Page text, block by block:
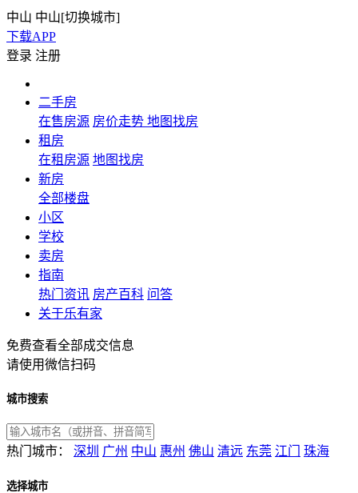
中山 中山[切换城市]
下载APP
登录 注册
二手房
在售房源 房价走势 地图找房
租房
在租房源 地图找房
新房
全部楼盘
小区
学校
卖房
指南
热门资讯 房产百科 问答
关于乐有家
免费查看全部成交信息
请使用微信扫码
城市搜索
热门城市： 深圳 广州 中山 惠州 佛山 清远 东莞 江门 珠海
选择城市